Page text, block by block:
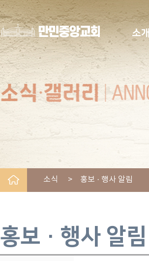
소개
소식 > 홍보 · 행사 알림
홍보 · 행사 알림